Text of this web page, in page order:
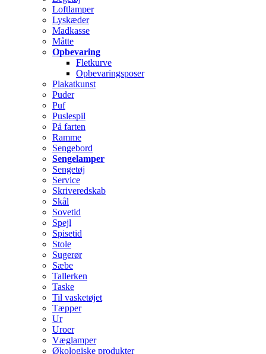
Loftlamper
Lyskæder
Madkasse
Måtte
Opbevaring
Fletkurve
Opbevaringsposer
Plakatkunst
Puder
Puf
Puslespil
På farten
Ramme
Sengebord
Sengelamper
Sengetøj
Service
Skriveredskab
Skål
Sovetid
Spejl
Spisetid
Stole
Sugerør
Sæbe
Tallerken
Taske
Til vasketøjet
Tæpper
Ur
Uroer
Væglamper
Økologiske produkter